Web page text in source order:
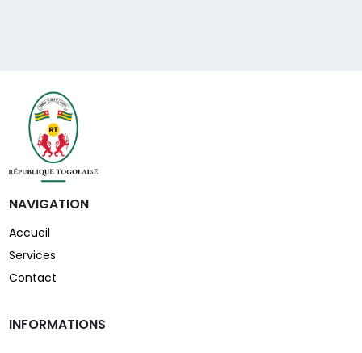
NAVIGATION
Accueil
Services
Contact
INFORMATIONS